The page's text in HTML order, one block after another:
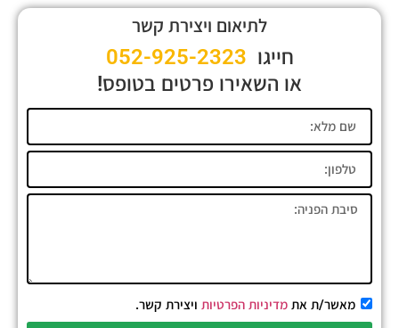
לתיאום ויצירת קשר
חייגו 052-925-2323
או השאירו פרטים בטופס!
מאשר/ת את מדיניות הפרטיות ויצירת קשר.